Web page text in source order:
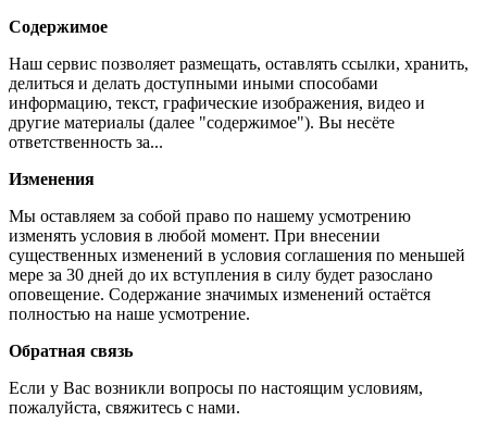
Содержимое
Наш сервис позволяет размещать, оставлять ссылки, хранить,
делиться и делать доступными иными способами
информацию, текст, графические изображения, видео и
другие материалы (далее "содержимое"). Вы несёте
ответственность за...
Изменения
Мы оставляем за собой право по нашему усмотрению
изменять условия в любой момент. При внесении
существенных изменений в условия соглашения по меньшей
мере за 30 дней до их вступления в силу будет разослано
оповещение. Содержание значимых изменений остаётся
полностью на наше усмотрение.
Обратная связь
Если у Вас возникли вопросы по настоящим условиям,
пожалуйста, свяжитесь с нами.